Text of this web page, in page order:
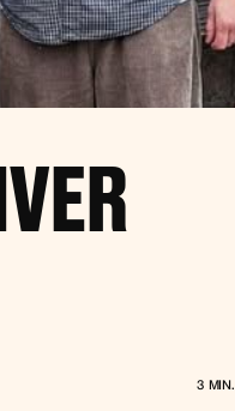
3 MIN.